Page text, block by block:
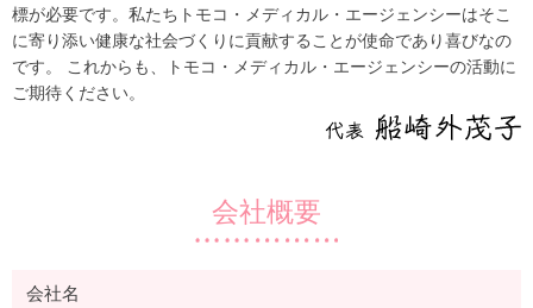
標が必要です。私たちトモコ・メディカル・エージェンシーはそこ
に寄り添い健康な社会づくりに貢献することが使命であり喜びなの
です。 これからも、トモコ・メディカル・エージェンシーの活動に
ご期待ください。
会社概要
会社名